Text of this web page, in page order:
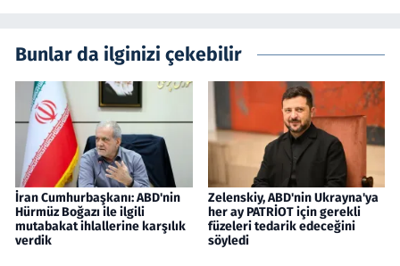
Bunlar da ilginizi çekebilir
İran Cumhurbaşkanı: ABD'nin
Hürmüz Boğazı ile ilgili
mutabakat ihlallerine karşılık
verdik
Zelenskiy, ABD'nin Ukrayna'ya
her ay PATRİOT için gerekli
füzeleri tedarik edeceğini
söyledi